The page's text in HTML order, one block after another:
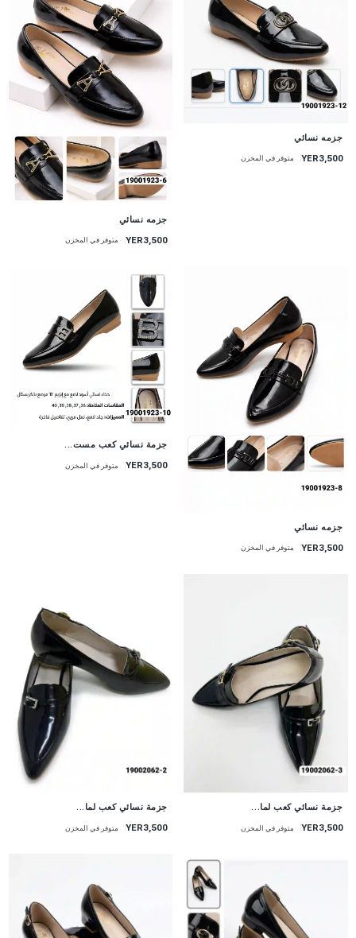
جزمه نسائي
YER3,500 متوفر في المخزن
جزمه نسائي
YER3,500 متوفر في المخزن
جزمه نسائي
YER3,500 متوفر في المخزن
جزمة نسائي كعب مست...
YER3,500 متوفر في المخزن
جزمة نسائي كعب لما...
YER3,500 متوفر في المخزن
جزمة نسائي كعب لما...
YER3,500 متوفر في المخزن